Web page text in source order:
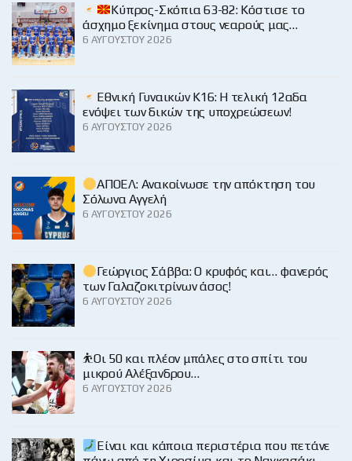
Κύπρος-Σκόπια 63-82: Κόστισε το
άσχημο ξεκίνημα στους νεαρούς μας…
6 ΑΥΓΟΎΣΤΟΥ 2026
Εθνική Γυναικών Κ16: Η τελική 12αδα
ενόψει των δικών της υποχρεώσεων!
6 ΑΥΓΟΎΣΤΟΥ 2026
ΑΠΟΕΛ: Ανακοίνωσε την απόκτηση του
Σόλωνα Αγγελή
6 ΑΥΓΟΎΣΤΟΥ 2026
Γεώργιος Σάββα: Ο κρυφός και… φανερός
των Γαλαζοκιτρίνων άσος!
6 ΑΥΓΟΎΣΤΟΥ 2026
⛹️Οι 50 και πλέον μπάλες στο σπίτι του
μικρού Αλέξανδρου…
6 ΑΥΓΟΎΣΤΟΥ 2026
Είναι και κάποια περιστέρια που πετάνε